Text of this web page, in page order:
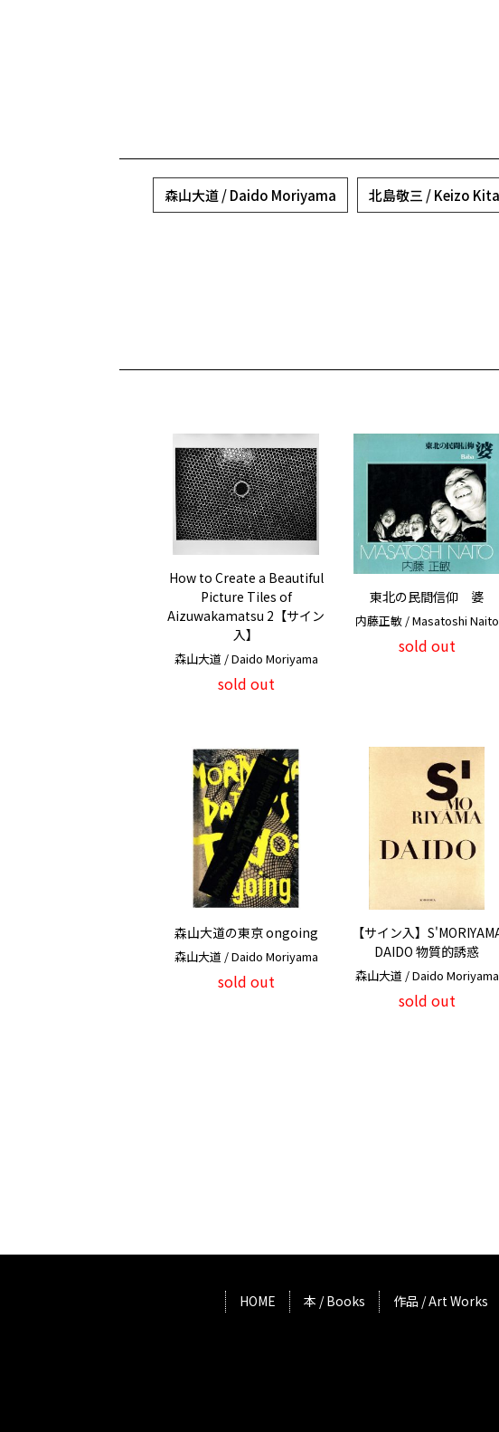
森山大道 / Daido Moriyama 北島敬三 / Keizo
How to Create a Beautiful
Picture Tiles of
Aizuwakamatsu 2【サイン
入】
森山大道 / Daido Moriyama
sold out
東北の民間信仰 婆
内藤正敏 / Masatoshi Naito
sold out
森山大道の東京 ongoing
森山大道 / Daido Moriyama
sold out
【サイン入】
DAIDO 物質的誘惑
森山大道 / Daido Moriyama
sold out
HOME 本 / Books 作品 / Art Works